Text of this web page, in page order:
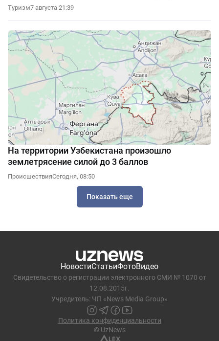
Туризм7 августа 21:39
На территории Узбекистана произошло
землетрясение силой до 3 баллов
ПроисшествияСегодня, 08:50
Показать еще
НовостиСтатьиФотоВидео
Свидетельство о регистрации электронного СМИ № 1070 от
12.08.2015г.
Учредитель: ЧП «News Media Group»
Политика конфиденциальности
© UzNews